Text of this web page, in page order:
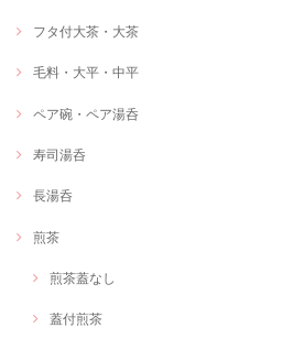
フタ付大茶・大茶
毛料・大平・中平
ペア碗・ペア湯呑
寿司湯呑
長湯呑
煎茶
煎茶蓋なし
蓋付煎茶